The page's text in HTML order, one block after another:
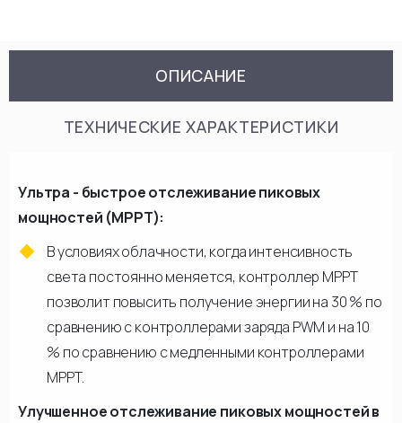
ОПИСАНИЕ
ТЕХНИЧЕСКИЕ ХАРАКТЕРИСТИКИ
Ультра - быстрое отслеживание пиковых
мощностей (MPPT):
В условиях облачности, когда интенсивность
света постоянно меняется, контроллер МРРТ
позволит повысить получение энергии на 30 % по
сравнению с контроллерами заряда PWM и на 10
% по сравнению с медленными контроллерами
МРРТ.
Улучшенное отслеживание пиковых мощностей в